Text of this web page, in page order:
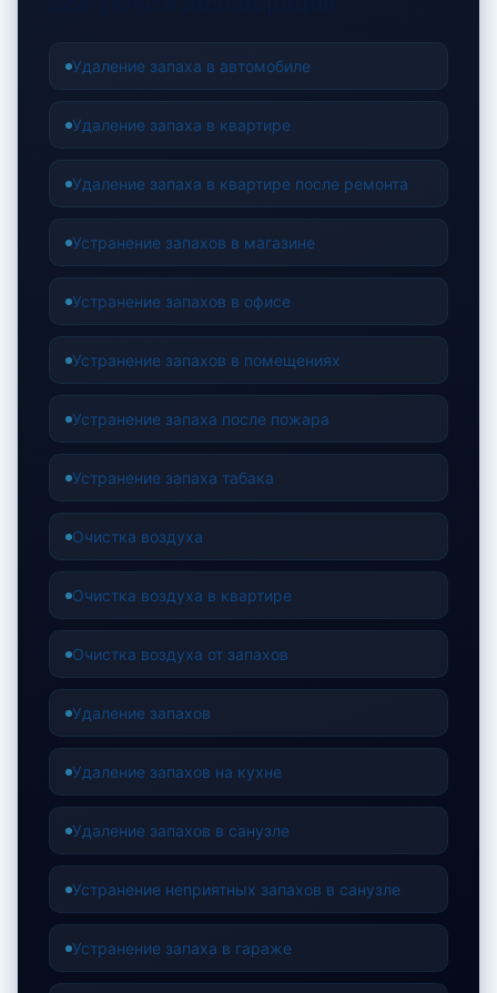
Удаление запаха в автомобиле
Удаление запаха в квартире
Удаление запаха в квартире после ремонта
Устранение запахов в магазине
Устранение запахов в офисе
Устранение запахов в помещениях
Устранение запаха после пожара
Устранение запаха табака
Очистка воздуха
Очистка воздуха в квартире
Очистка воздуха от запахов
Удаление запахов
Удаление запахов на кухне
Удаление запахов в санузле
Устранение неприятных запахов в санузле
Устранение запаха в гараже